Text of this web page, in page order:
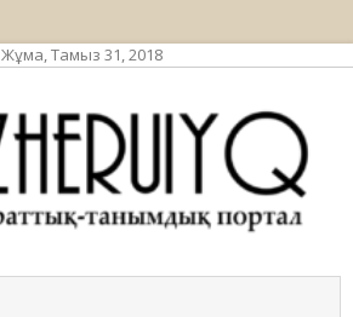
Жұма, Тамыз 31, 2018